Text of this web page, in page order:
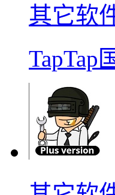
其它软
TapTap